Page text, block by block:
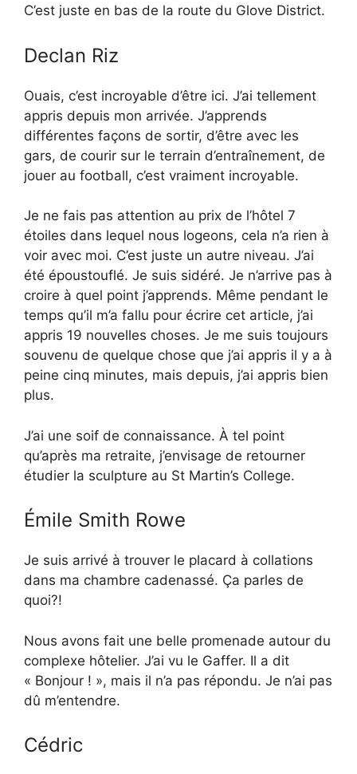
C’est juste en bas de la route du Glove District.
Declan Riz
Ouais, c’est incroyable d’être ici. J’ai tellement
appris depuis mon arrivée. J’apprends
différentes façons de sortir, d’être avec les
gars, de courir sur le terrain d’entraînement, de
jouer au football, c’est vraiment incroyable.
Je ne fais pas attention au prix de l’hôtel 7
étoiles dans lequel nous logeons, cela n’a rien à
voir avec moi. C’est juste un autre niveau. J’ai
été époustouflé. Je suis sidéré. Je n’arrive pas à
croire à quel point j’apprends. Même pendant le
temps qu’il m’a fallu pour écrire cet article, j’ai
appris 19 nouvelles choses. Je me suis toujours
souvenu de quelque chose que j’ai appris il y a à
peine cinq minutes, mais depuis, j’ai appris bien
plus.
J’ai une soif de connaissance. À tel point
qu’après ma retraite, j’envisage de retourner
étudier la sculpture au St Martin’s College.
Émile Smith Rowe
Je suis arrivé à trouver le placard à collations
dans ma chambre cadenassé. Ça parles de
quoi?!
Nous avons fait une belle promenade autour du
complexe hôtelier. J’ai vu le Gaffer. Il a dit
« Bonjour ! », mais il n’a pas répondu. Je n’ai pas
dû m’entendre.
Cédric